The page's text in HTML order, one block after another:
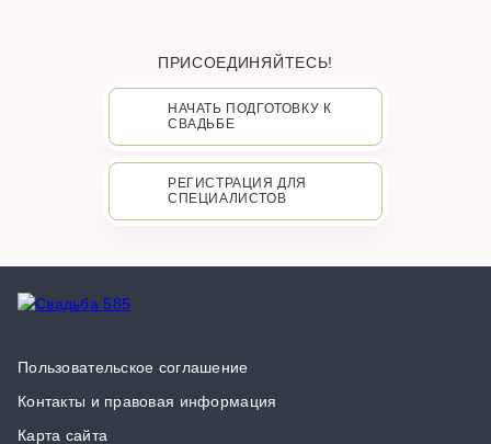
ПРИСОЕДИНЯЙТЕСЬ!
НАЧАТЬ ПОДГОТОВКУ К
СВАДЬБЕ
РЕГИСТРАЦИЯ ДЛЯ
СПЕЦИАЛИСТОВ
Пользовательское соглашение
Контакты и правовая информация
Карта сайта